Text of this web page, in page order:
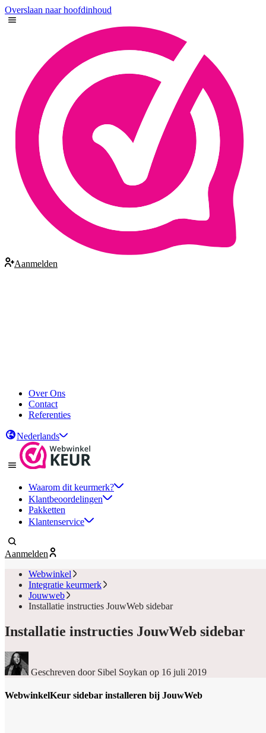
Overslaan naar hoofdinhoud
Aanmelden
Over Ons
Contact
Referenties
Nederlands
Waarom dit keurmerk?
Klantbeoordelingen
Pakketten
Klantenservice
Aanmelden
Webwinkel
Integratie keurmerk
Jouwweb
Installatie instructies JouwWeb sidebar
Installatie instructies JouwWeb sidebar
Geschreven door Sibel Soykan op 16 juli 2019
WebwinkelKeur sidebar installeren bij JouwWeb